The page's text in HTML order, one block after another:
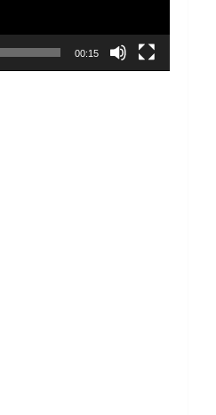
00:15